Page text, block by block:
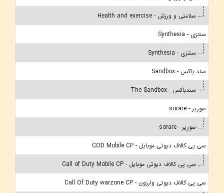
سلامتی و ورزش - Health and exercise
سنتزی - Synthesia
سنتزی - Synthesia
سند باکس - Sandbox
سندباکس - The Sandbox
سورِیر - sorare
سورِیر - sorare
سی پی کالاف دیوتی موبایل - COD Mobile CP
سی پی کالاف دیوتی موبایل - Call of Duty Mobile CP
سی پی کالاف دیوتی وارزون - Call Of Duty warzone CP